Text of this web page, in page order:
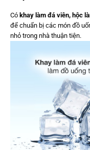
Có khay làm đá viên, hộc
để chuẩn bị các món đồ
nhỏ trong nhà thuận tiện.